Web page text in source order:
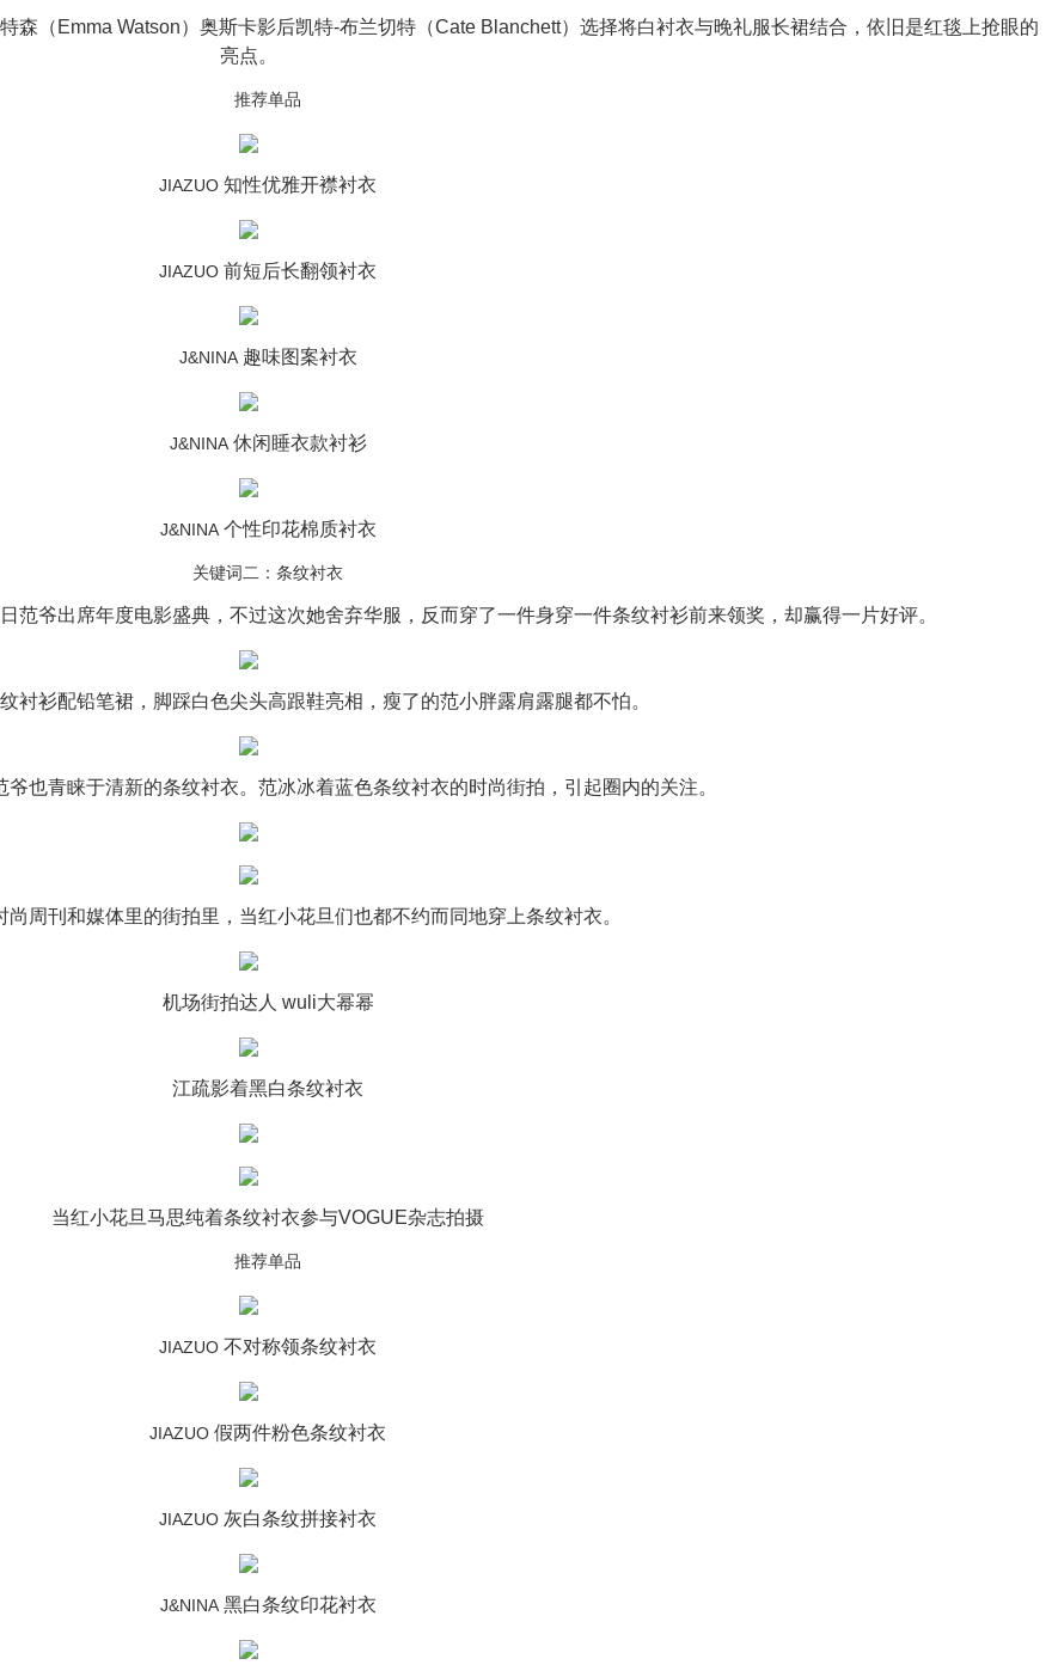
（Emma Watson）奥斯卡影后凯特-布兰切特（Cate Blanchett）选择将白衬衣与晚礼服长裙结合，依旧是红毯上抢眼的
亮点。
推荐单品
JIAZUO 知性优雅开襟衬衣
JIAZUO 前短后长翻领衬衣
J&NINA 趣味图案衬衣
J&NINA休闲睡衣款衬衫
J&NINA个性印花棉质衬衣
关键词二：条纹衬衣
爷出席年度电影盛典，不过这次她舍弃华服，反而穿了一件身穿一件条纹衬衫前来领奖，却赢得一片好评。
衫配铅笔裙，脚踩白色尖头高跟鞋亮相，瘦了的范小胖露肩露腿都不怕。
青睐于清新的条纹衬衣。范冰冰着蓝色条纹衬衣的时尚街拍，引起圈内的关注。
刊和媒体里的街拍里，当红小花旦们也都不约而同地穿上条纹衬衣。
机场街拍达人 wuli大幂幂
江疏影着黑白条纹衬衣
当红小花旦马思纯着条纹衬衣参与VOGUE杂志拍摄
推荐单品
JIAZUO 不对称领条纹衬衣
JIAZUO 假两件粉色条纹衬衣
JIAZUO 灰白条纹拼接衬衣
J&NINA黑白条纹印花衬衣